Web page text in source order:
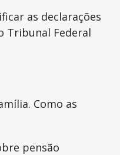
as declarações
Tribunal Federal
Como as
pensão